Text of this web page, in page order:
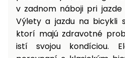
v zadnom náboji pri
Výlety a jazdu na bicykli
ktorí majú zdravotné
istí svojou kondíciou.